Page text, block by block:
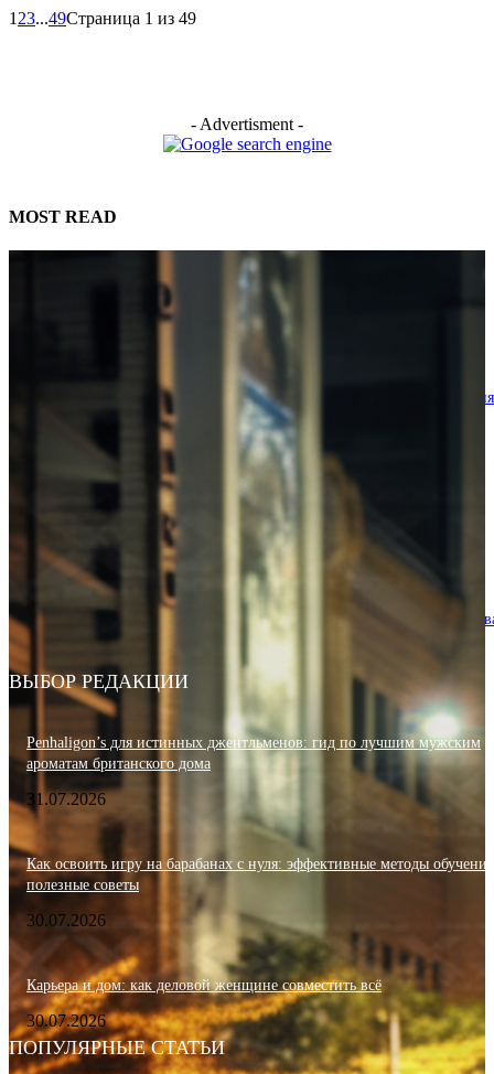
1 23...49Страница 1 из 49
- Advertisment -
MOST READ
Penhaligon’s для истинных джентльменов: гид по лучшим мужским
Как освоить игру на барабанах с нуля: эффективные методы
30.07.2026
Карьера и дом: как деловой женщине совместить всё
30.07.2026
Кофемашина Krups в офисе: деловой имидж и техническое
28.07.2026
ВЫБОР РЕДАКЦИИ
Penhaligon’s для истинных джентльменов: гид по лучшим мужским
ароматам британского дома
31.07.2026
Как освоить игру на барабанах с нуля: эффективные методы
полезные советы
30.07.2026
Карьера и дом: как деловой женщине совместить всё
30.07.2026
ПОПУЛЯРНЫЕ СТАТЬИ